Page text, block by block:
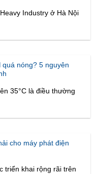
Industry ở Hà Nội
nóng? 5 nguyên
35°C là điều thường
cho máy phát điện
triển khai rộng rãi trên